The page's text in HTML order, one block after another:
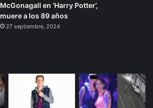
McGonagall en ‘Harry Potter’,
muere a los 89 años
27 septiembre, 2024